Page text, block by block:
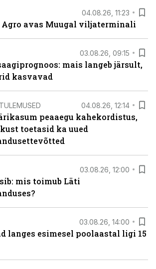
04.08.26, 11:23
Agro avas Muugal viljaterminali
03.08.26, 09:15
mais langeb järsult,
kasvavad
04.08.26, 12:14
peaaegu kahekordistus,
toetasid ka uued
03.08.26, 12:00
mis toimub Läti
03.08.26, 14:00
langes esimesel poolaastal ligi 15